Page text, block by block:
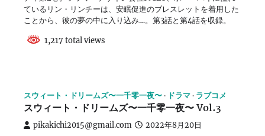
ているリン・リンチーは、安眠促進のブレスレットを着用した
ことから、彼の夢の中に入り込み…。第3話と第4話を収録。
1,217 total views
スウィート・ドリームズ〜一千零一夜〜 ドラマ ラブコメ
スウィート・ドリームズ〜一千零一夜〜 Vol.3
pikakichi2015@gmail.com 2022年8月20日